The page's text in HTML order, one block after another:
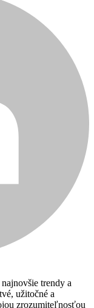
trendy a
užitočné a
zrozumiteľnosťou